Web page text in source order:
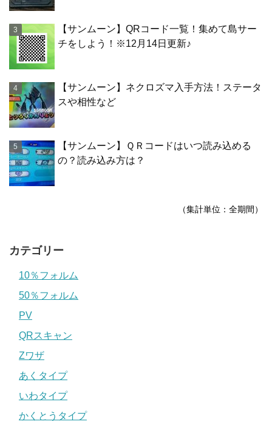
【サンムーン】QRコード一覧！集めて島サー
チをしよう！※12月14日更新♪
【サンムーン】ネクロズマ入手方法！ステータ
スや相性など
【サンムーン】ＱＲコードはいつ読み込める
の？読み込み方は？
（集計単位：全期間）
カテゴリー
10％フォルム
50％フォルム
PV
QRスキャン
Zワザ
あくタイプ
いわタイプ
かくとうタイプ